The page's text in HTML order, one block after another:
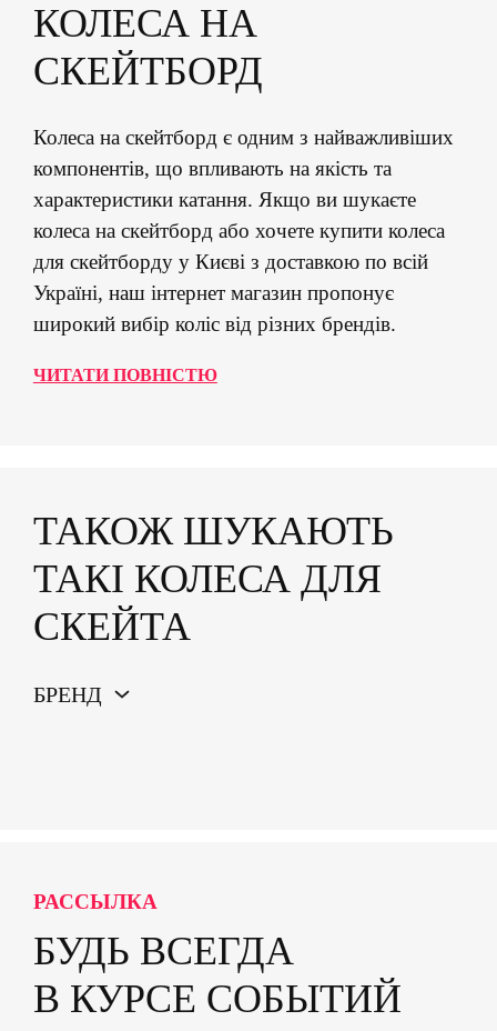
КОЛЕСА НА
СКЕЙТБОРД
Колеса на скейтборд є одним з найважливіших
компонентів, що впливають на якість та
характеристики катання. Якщо ви шукаєте
колеса на скейтборд або хочете купити колеса
для скейтборду у Києві з доставкою по всій
Україні, наш інтернет магазин пропонує
широкий вибір коліс від різних брендів.
ЧИТАТИ ПОВНІСТЮ
ТАКОЖ ШУКАЮТЬ
ТАКІ КОЛЕСА ДЛЯ
СКЕЙТА
БРЕНД
РАССЫЛКА
БУДЬ ВСЕГДА
В КУРСЕ СОБЫТИЙ